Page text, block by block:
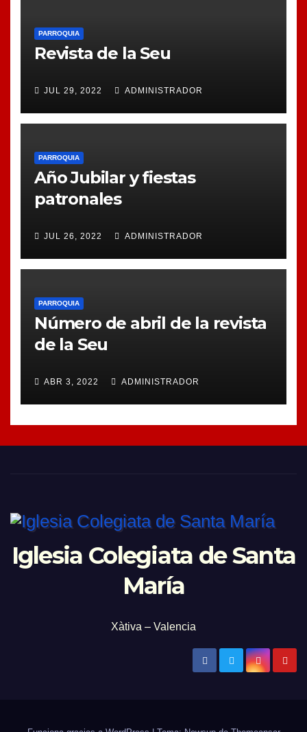
PARROQUIA
Revista de la Seu
JUL 29, 2022 ADMINISTRADOR
PARROQUIA
Año Jubilar y fiestas
patronales
JUL 26, 2022 ADMINISTRADOR
PARROQUIA
Número de abril de la revista
de la Seu
ABR 3, 2022 ADMINISTRADOR
Iglesia Colegiata de Santa
María
Xàtiva – Valencia